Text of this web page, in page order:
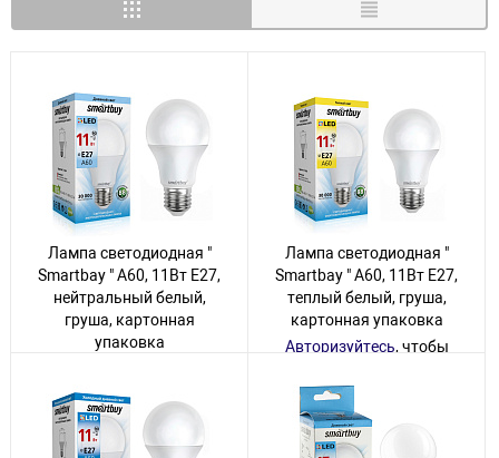
Лампа светодиодная "
Smartbay " A60, 11Вт Е27,
нейтральный белый,
груша, картонная
упаковка
увидеть цену
60 товаров
Лампа светодиодная "
Smartbay " A60, 11Вт Е27,
теплый белый, груша,
картонная упаковка
Авторизуйтесь, чтобы
80 товаров